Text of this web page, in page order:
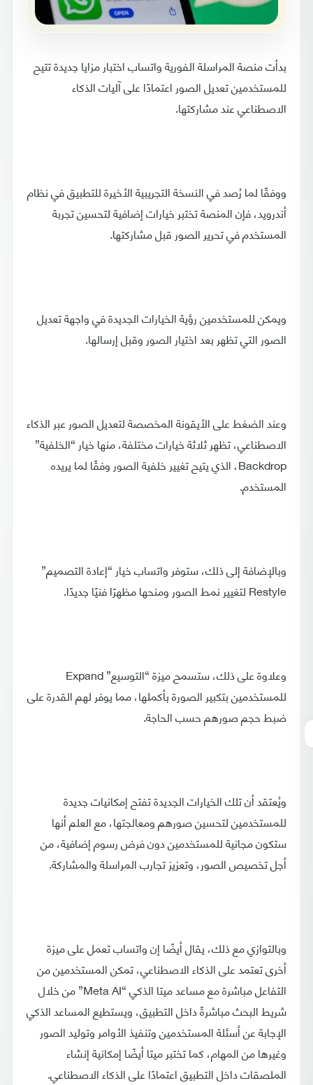
بدأت منصة المراسلة الفورية واتساب اختبار مزايا جديدة تتيح
للمستخدمين تعديل الصور اعتمادًا على آليات الذكاء
الاصطناعي عند مشاركتها.
ووفقًا لما رُصد في النسخة التجريبية الأخيرة للتطبيق في نظام
أندرويد، فإن المنصة تختبر خيارات إضافية لتحسين تجربة
المستخدم في تحرير الصور قبل مشاركتها.
ويمكن للمستخدمين رؤية الخيارات الجديدة في واجهة تعديل
الصور التي تظهر بعد اختيار الصور وقبل إرسالها.
وعند الضغط على الأيقونة المخصصة لتعديل الصور عبر الذكاء
الاصطناعي، تظهر ثلاثة خيارات مختلفة، منها خيار “الخلفية”
Backdrop، الذي يتيح تغيير خلفية الصور وفقًا لما يريده
المستخدم.
وبالإضافة إلى ذلك، ستوفر واتساب خيار “إعادة التصميم”
Restyle لتغيير نمط الصور ومنحها مظهرًا فنيًا جديدًا.
وعلاوة على ذلك، ستسمح ميزة “التوسيع” Expand
للمستخدمين بتكبير الصورة بأكملها، مما يوفر لهم القدرة على
ضبط حجم صورهم حسب الحاجة.
ويُعتقد أن تلك الخيارات الجديدة تفتح إمكانيات جديدة
للمستخدمين لتحسين صورهم ومعالجتها، مع العلم أنها
ستكون مجانية للمستخدمين دون فرض رسوم إضافية، من
أجل تخصيص الصور، وتعزيز تجارب المراسلة والمشاركة.
وبالتوازي مع ذلك، يقال أيضًا إن واتساب تعمل على ميزة
أخرى تعتمد على الذكاء الاصطناعي، تمكن المستخدمين من
التفاعل مباشرة مع مساعد ميتا الذكي “Meta AI” من خلال
شريط البحث مباشرةً داخل التطبيق، ويستطيع المساعد الذكي
الإجابة عن أسئلة المستخدمين وتنفيذ الأوامر وتوليد الصور
وغيرها من المهام، كما تختبر ميتا أيضًا إمكانية إنشاء
الملصقات داخل التطبيق اعتمادًا على الذكاء الاصطناعي.